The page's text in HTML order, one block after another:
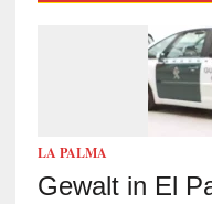
LA PALMA
Gewalt in El